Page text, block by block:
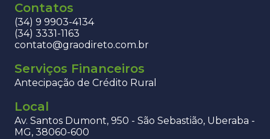
Contatos
(34) 9 9903-4134
(34) 3331-1163
contato@graodireto.com.br
Serviços Financeiros
Antecipação de Crédito Rural
Local
Av. Santos Dumont, 950 - São Sebastião, Uberaba -
MG, 38060-600